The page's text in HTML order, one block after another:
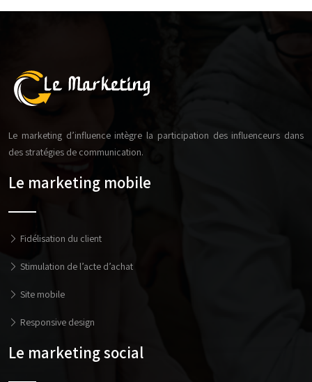
Le marketing d’influence intègre la participation des influenceurs dans
des stratégies de communication.
Le marketing mobile
Fidélisation du client
Stimulation de l’acte d’achat
Site mobile
Responsive design
Le marketing social